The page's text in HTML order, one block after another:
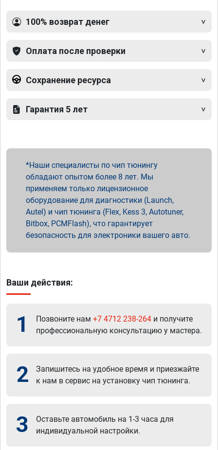
100% возврат денег
Оплата после проверки
Сохранение ресурса
Гарантия 5 лет
Наши специалисты по чип тюнингу
обладают опытом более 8 лет. Мы
применяем только лицензионное
оборудование для диагностики (Launch,
Autel) и чип тюнинга (Flex, Kess 3, Autotuner,
Bitbox, PCMFlash), что гарантирует
безопасность для электроники вашего авто.
Ваши действия:
1 Позвоните нам +7 4712 238-264 и получите
профессиональную консультацию у мастера.
2
Запишитесь на удобное время и приезжайте
к нам в сервис на установку чип тюнинга.
3
Оставьте автомобиль на 1-3 часа для
индивидуальной настройки.